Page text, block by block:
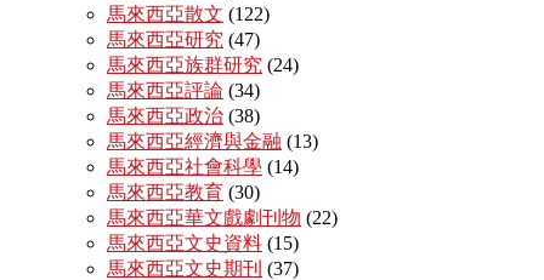
馬來西亞散文 (122)
馬來西亞研究 (47)
馬來西亞族群研究 (24)
馬來西亞評論 (34)
馬來西亞政治 (38)
馬來西亞經濟與金融 (13)
馬來西亞社會科學 (14)
馬來西亞教育 (30)
馬來西亞華文戲劇刊物 (22)
馬來西亞文史資料 (15)
馬來西亞文史期刊 (37)